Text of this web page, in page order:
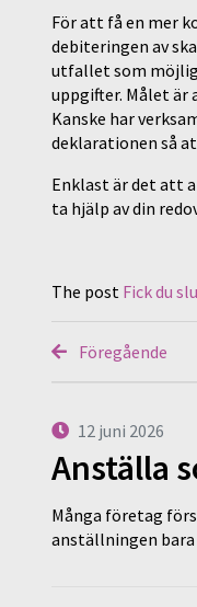
För att få en mer
debiteringen av
utfallet som
uppgifter. Målet är
Kanske har
deklarationen så
Enklast är det att
ta hjälp av din
The post Fick du
Föregående
12 juni 2026
Anställa
Många företag
anställningen